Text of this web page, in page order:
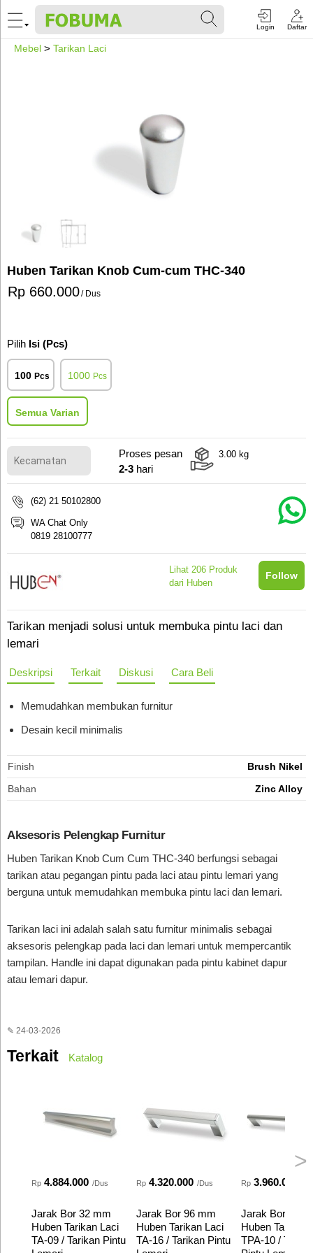
Login Daftar
Mebel > Tarikan Laci
Huben Tarikan Knob Cum-cum THC-340
Rp 660.000/ Dus
Pilih Isi (Pcs)
100 Pcs 1000 Pcs
Semua Varian
Proses pesan
2-3 hari
3.00 kg
(62) 21 50102800
WA Chat Only
0819 28100777
Lihat 206 Produk
dari Huben
Follow
Tarikan menjadi solusi untuk membuka pintu laci dan
lemari
Deskripsi Terkait Diskusi Cara Beli
Memudahkan membukan furnitur
Desain kecil minimalis
Finish
Brush Nikel
Bahan
Zinc Alloy
Aksesoris Pelengkap Furnitur
Huben Tarikan Knob Cum Cum THC-340 berfungsi sebagai
tarikan atau pegangan pintu pada laci atau pintu lemari yang
berguna untuk memudahkan membuka pintu laci dan lemari.
Tarikan laci ini adalah salah satu furnitur minimalis sebagai
aksesoris pelengkap pada laci dan lemari untuk mempercantik
tampilan. Handle ini dapat digunakan pada pintu kabinet dapur
atau lemari dapur.
✎ 24-03-2026
Terkait Katalog
>
Rp 4.884.000 /Dus
Jarak Bor 32 mm
Huben Tarikan Laci
TA-09 / Tarikan Pintu
Rp 4.320.000 /Dus
Jarak Bor 96 mm
Huben Tarikan Laci
TA-16 / Tarikan Pintu
Rp 3.960.000
Jarak Bor 96
Huben Tarikan
TPA-10 /